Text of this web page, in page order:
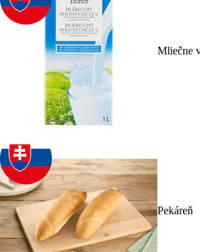
Mliečne
Pekáreň